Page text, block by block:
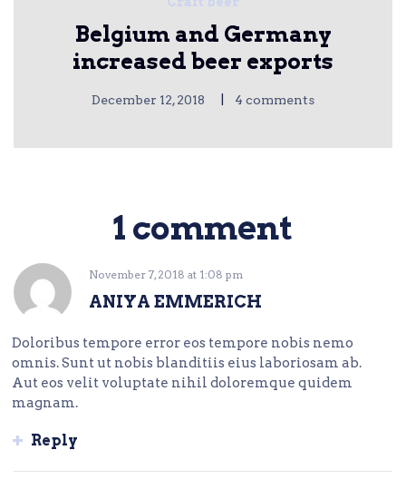
Belgium and Germany
increased beer exports
December 12, 2018 4 comments
1 comment
November 7, 2018 at 1:08 pm
ANIYA EMMERICH
Doloribus tempore error eos tempore nobis nemo
omnis. Sunt ut nobis blanditiis eius laboriosam ab.
Aut eos velit voluptate nihil doloremque quidem
magnam.
Reply